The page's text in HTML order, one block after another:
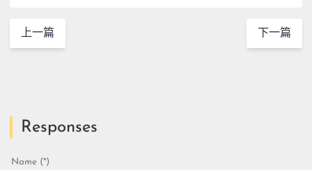
上一篇 下一篇
Responses